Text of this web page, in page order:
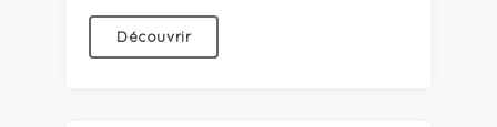
Découvrir